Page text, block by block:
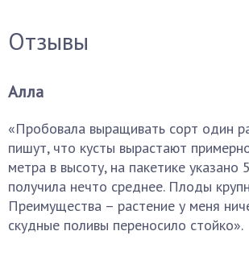
Отзывы
Алла
«Пробовала выращивать сорт один
пишут, что кусты вырастают
метра в высоту, на пакетике указано
получила нечто среднее. Плоды
Преимущества – растение у меня
скудные поливы переносило стойко».